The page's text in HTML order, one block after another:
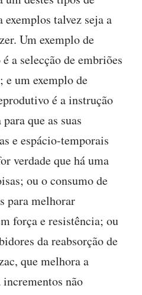
talvez seja a
Um exemplo de
a selecção de embriões
e um exemplo de
é a instrução
que as suas
e espácio-temporais
verdade que há uma
ou o consumo de
para melhorar
força e resistência; ou
da reabsorção de
que melhora a
não